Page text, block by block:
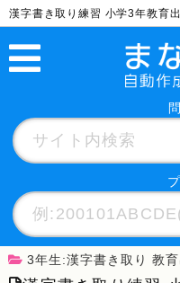
漢字書き取り練習 小学3年教育
3年生:漢字書き取り 教